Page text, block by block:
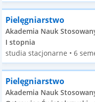
Pielęgniarstwo
Akademia Nauk
I stopnia
studia stacjonarne • 6
Pielęgniarstwo
Akademia Nauk